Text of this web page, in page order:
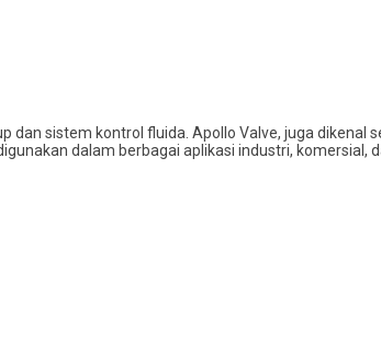
sistem kontrol fluida. Apollo Valve, juga dikenal
dalam berbagai aplikasi industri,